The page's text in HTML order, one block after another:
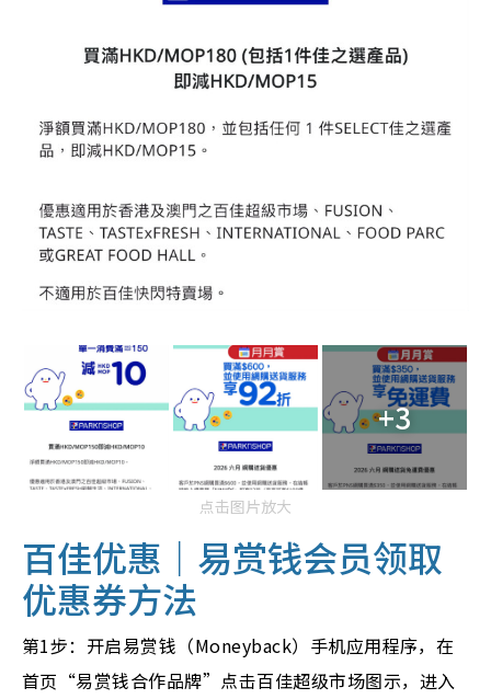
+3
点击图片放大
百佳优惠｜ 易赏钱会员领取
优惠券方法
第1步：开启易赏钱（Moneyback）手机应用程序，在
首页“易赏钱合作品牌”点击百佳超级市场图示，进入